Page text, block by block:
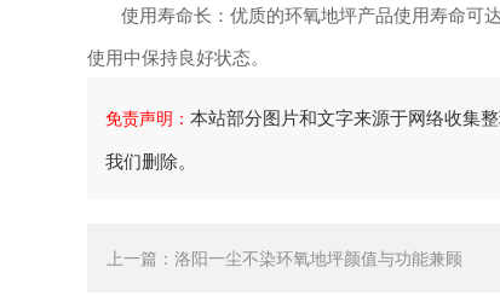
使用寿命长：优质的环氧地坪产品使用寿命可达
使用中保持良好状态。
免责声明： 本站部分图片和文字来源于网络收集
我们删除。
上一篇： 洛阳一尘不染环氧地坪颜值与功能兼顾